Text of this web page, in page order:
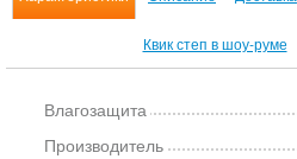
Квик степ в шоу-руме
Влагозащита
Производитель